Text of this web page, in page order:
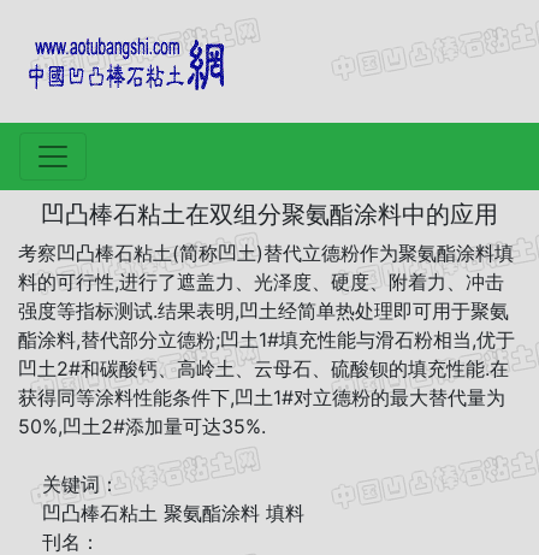
凹凸棒石粘土在双组分聚氨酯涂料中的应用
考察凹凸棒石粘土(简称凹土)替代立德粉作为聚氨酯涂料填
料的可行性,进行了遮盖力、光泽度、硬度、附着力、冲击
强度等指标测试.结果表明,凹土经简单热处理即可用于聚氨
酯涂料,替代部分立德粉;凹土1#填充性能与滑石粉相当,优于
凹土2#和碳酸钙、高岭土、云母石、硫酸钡的填充性能.在
获得同等涂料性能条件下,凹土1#对立德粉的最大替代量为
50%,凹土2#添加量可达35%.
关键词：
凹凸棒石粘土 聚氨酯涂料 填料
刊名：